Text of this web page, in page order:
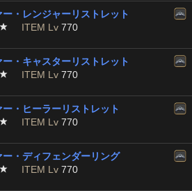
・レンジャーリストレット
ITEM Lv 770
・キャスターリストレット
ITEM Lv 770
・ヒーラーリストレット
ITEM Lv 770
ー・ディフェンダーリング
ITEM Lv 770